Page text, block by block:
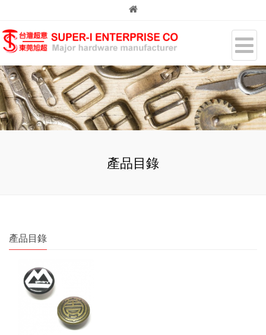
產品目錄
產品目錄